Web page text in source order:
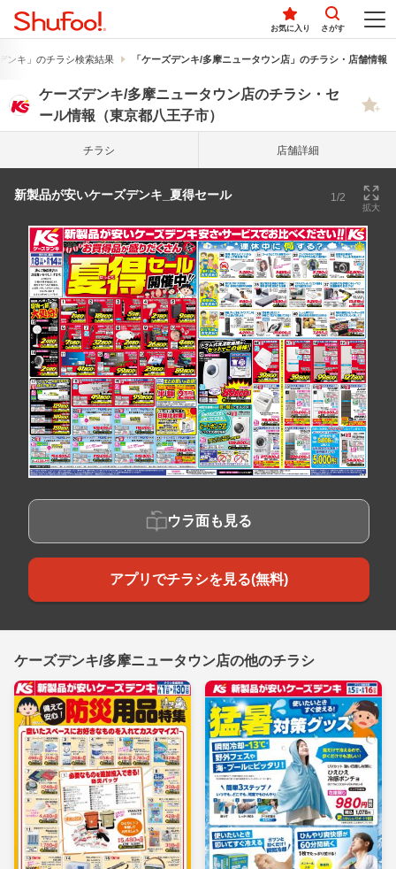
お気に入り さがす
ンキ」のチラシ検索結果 「ケーズデンキ/多摩ニュータウン店」のチラシ・店舗情報
ケーズデンキ/多摩ニュータウン店のチラシ・セ
ール情報（東京都八王子市）
チラシ 店舗詳細
新製品が安いケーズデンキ_夏得セール 1/2
拡大
ウラ面も見る
アプリでチラシを見る(無料)
ケーズデンキ/多摩ニュータウン店の他のチラシ